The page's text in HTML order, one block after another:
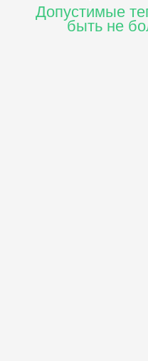
Допустимые
быть не